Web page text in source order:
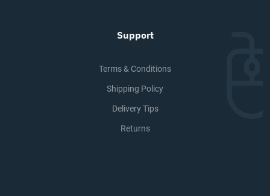
Support
Terms & Conditions
Shipping Policy
Delivery Tips
Returns